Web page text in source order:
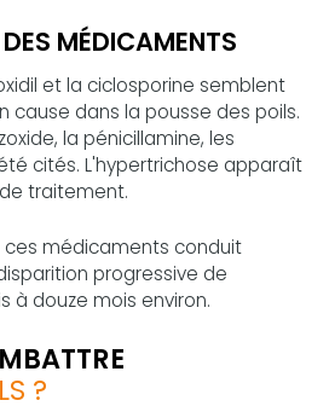
DES MÉDICAMENTS
et la ciclosporine semblent
cause dans la pousse des poils.
la pénicillamine, les
cités. L'hypertrichose apparaît
traitement.
ces médicaments conduit
progressive de
à douze mois environ.
?